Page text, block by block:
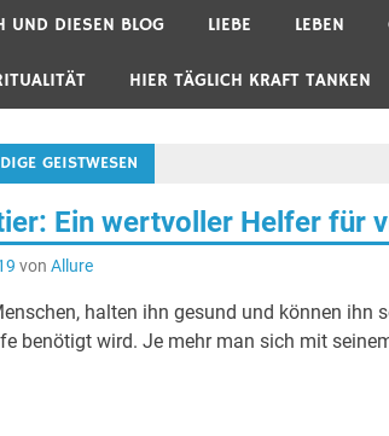
UND DIESEN BLOG LIEBE LEBEN
HIER TÄGLICH KRAFT TANKEN
GEISTWESEN
Ein wertvoller Helfer für
von Allure
halten ihn gesund und können ihn
benötigt wird. Je mehr man sich mit